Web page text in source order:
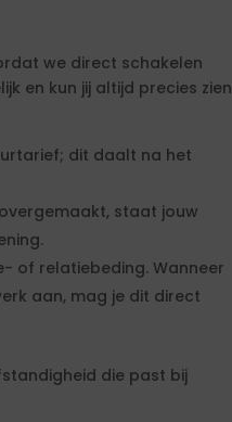
we direct schakelen
en kun jij altijd precies zien
dit daalt na het
staat jouw
of relatiebeding. Wanneer
aan, mag je dit direct
die past bij